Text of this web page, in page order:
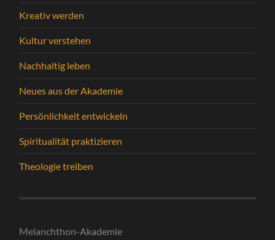
Kreativ werden
Kultur verstehen
Nachhaltig leben
Neues aus der Akademie
Persönlichkeit entwickeln
Spiritualität praktizieren
Theologie treiben
Melanchthon-Akademie